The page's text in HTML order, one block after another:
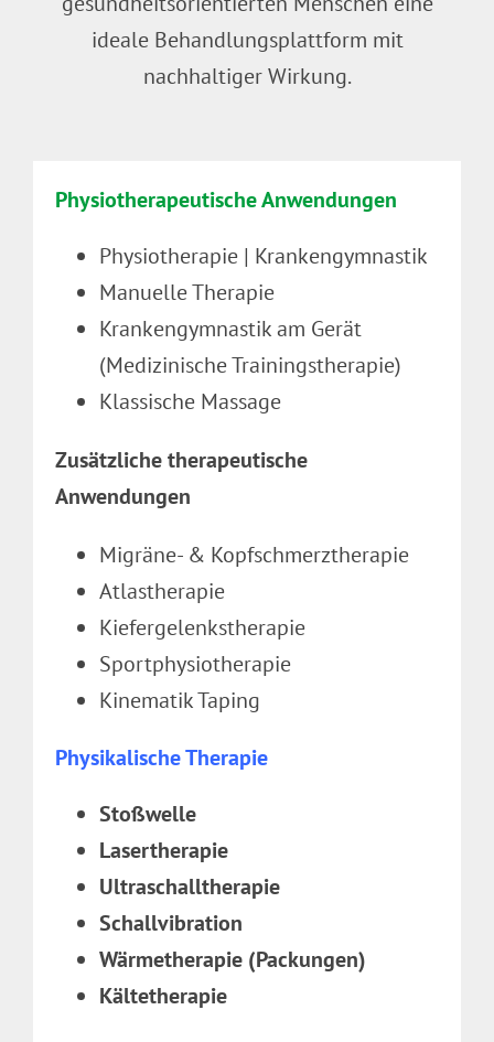
ideale Behandlungsplattform mit
nachhaltiger Wirkung.
Physiotherapeutische Anwendungen
Physiotherapie | Krankengymnastik
Manuelle Therapie
Krankengymnastik am Gerät
(Medizinische Trainingstherapie)
Klassische Massage
Zusätzliche therapeutische
Anwendungen
Migräne- & Kopfschmerztherapie
Atlastherapie
Kiefergelenkstherapie
Sportphysiotherapie
Kinematik Taping
Physikalische Therapie
Stoßwelle
Lasertherapie
Ultraschalltherapie
Schallvibration
Wärmetherapie (Packungen)
Kältetherapie